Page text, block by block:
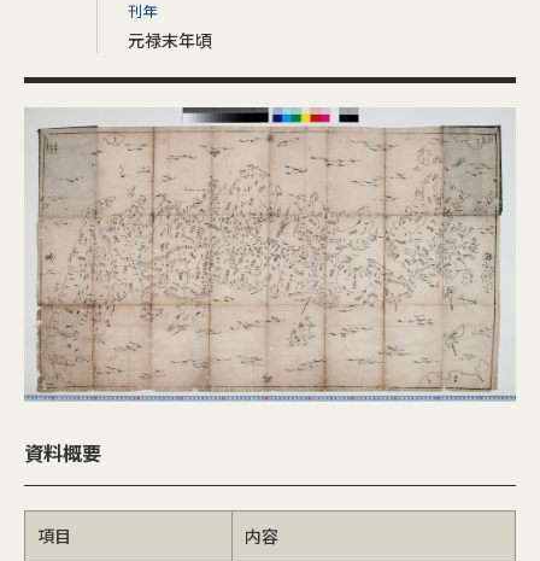
刊年
元禄末年頃
資料概要
項目 内容